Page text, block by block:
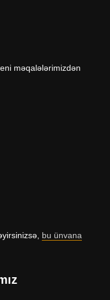
məqalələrimizdən
bu ünvana